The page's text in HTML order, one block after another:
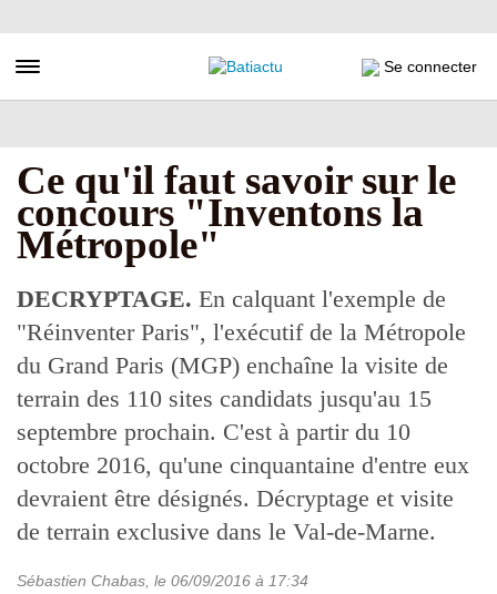
au
principal
Toggle navigation Se connecter
Ce qu'il faut savoir sur le
concours "Inventons la
Métropole"
DECRYPTAGE. En calquant l'exemple de
"Réinventer Paris", l'exécutif de la Métropole
du Grand Paris (MGP) enchaîne la visite de
terrain des 110 sites candidats jusqu'au 15
septembre prochain. C'est à partir du 10
octobre 2016, qu'une cinquantaine d'entre eux
devraient être désignés. Décryptage et visite
de terrain exclusive dans le Val-de-Marne.
Sébastien Chabas , le 06/09/2016 à 17:34